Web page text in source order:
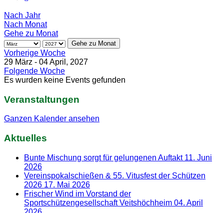
Nach Jahr
Nach Monat
Gehe zu Monat
Gehe zu Monat
Vorherige Woche
29 März - 04 April, 2027
Folgende Woche
Es wurden keine Events gefunden
Veranstaltungen
Ganzen Kalender ansehen
Aktuelles
Bunte Mischung sorgt für gelungenen Auftakt 11. Juni
2026
Vereinspokalschießen & 55. Vitusfest der Schützen
2026 17. Mai 2026
Frischer Wind im Vorstand der
Sportschützengesellschaft Veitshöchheim 04. April